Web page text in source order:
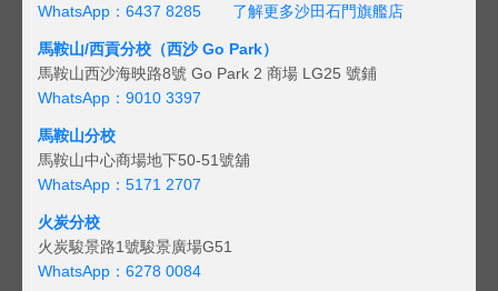
WhatsApp：6437 8285
了解更多沙田石門旗艦店
馬鞍山/西貢分校（西沙 Go Park）
馬鞍山西沙海映路8號 Go Park 2 商場 LG25 號鋪
WhatsApp：9010 3397
馬鞍山分校
馬鞍山中心商場地下50-51號舖
WhatsApp：5171 2707
火炭分校
火炭駿景路1號駿景廣場G51
WhatsApp：6278 0084